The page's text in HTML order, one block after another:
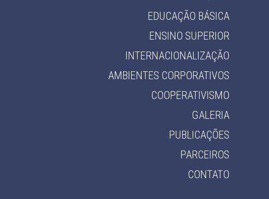
EDUCAÇÃO BÁSICA
ENSINO SUPERIOR
INTERNACIONALIZAÇÃO
AMBIENTES CORPORATIVOS
COOPERATIVISMO
GALERIA
PUBLICAÇÕES
PARCEIROS
CONTATO